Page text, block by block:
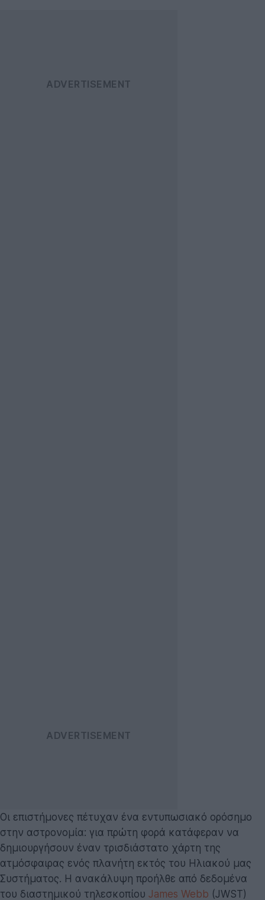
Οι επιστήμονες πέτυχαν ένα εντυπωσιακό ορόσημο
στην αστρονομία: για πρώτη φορά κατάφεραν να
δημιουργήσουν έναν τρισδιάστατο χάρτη της
ατμόσφαιρας ενός πλανήτη εκτός του Ηλιακού μας
Συστήματος. Η ανακάλυψη προήλθε από δεδομένα
του διαστημικού τηλεσκοπίου James Webb (JWST)